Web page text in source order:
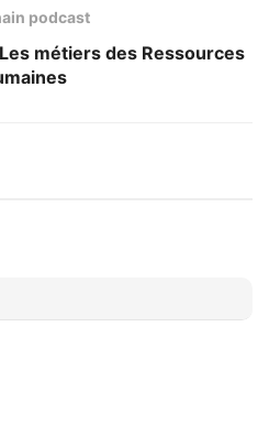
podcast
métiers des Ressources